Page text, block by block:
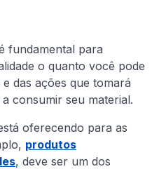
fundamental para
o quanto você pode
das ações que tomará
consumir seu material.
oferecendo para as
produtos
, deve ser um dos